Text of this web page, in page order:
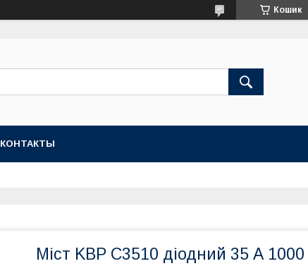
Кошик
КОНТАКТЫ
Міст KBP C3510 діодний 35 А